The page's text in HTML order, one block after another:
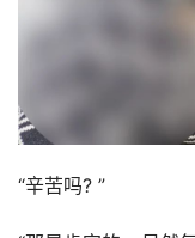
“辛苦吗? ”